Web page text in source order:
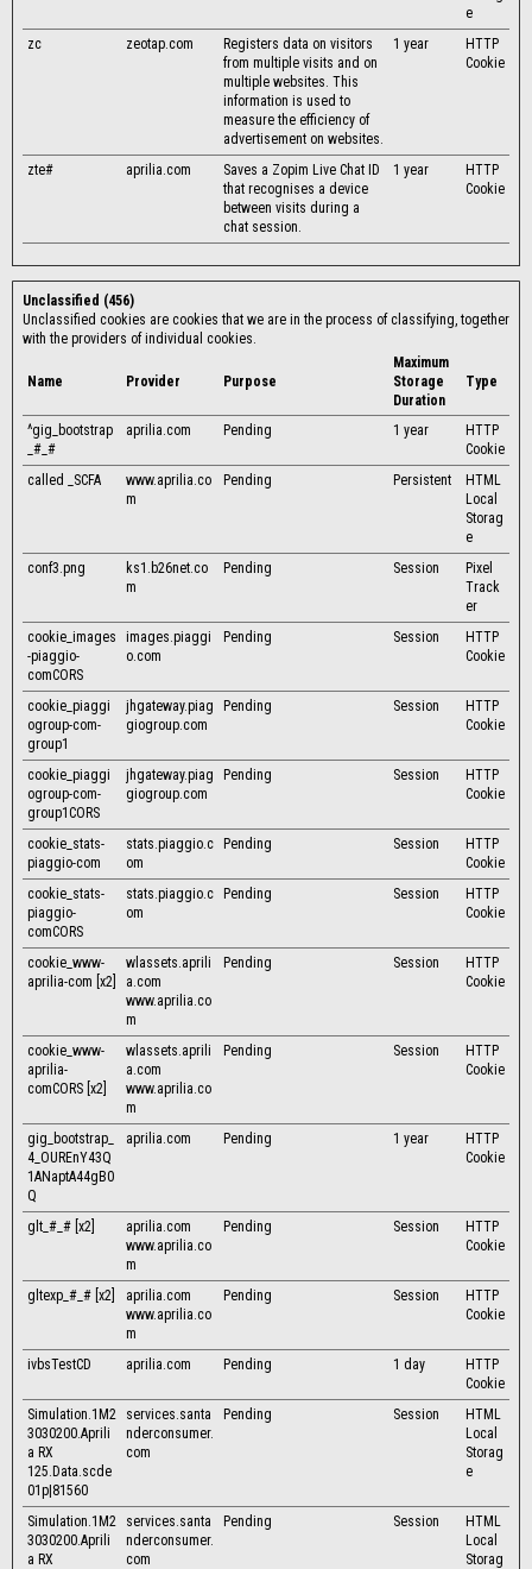
e
zc
zeotap.com
Registers data on visitors
from multiple visits and on
multiple websites. This
information is used to
measure the efficiency of
advertisement on websites.
1 year
HTTP
Cookie
zte# aprilia.com
Saves a Zopim Live Chat ID
that recognises a device
between visits during a
chat session.
1 year
HTTP
Cookie
Unclassified (456)
Unclassified cookies are cookies that we are in the process of classifying, together
with the providers of individual cookies.
Name Provider Purpose
Maximum
Storage
Duration
Type
^gig_bootstrap
_#_#
aprilia.com Pending 1 year
HTTP
Cookie
called _SCFA
www.aprilia.co
m
Pending Persistent
HTML
Local
Storag
e
conf3.png
ks1.b26net.co
m
Pending Session
Pixel
Track
er
cookie_images
-piaggio-
comCORS
images.piaggi
o.com
Pending Session
HTTP
Cookie
cookie_piaggi
ogroup-com-
group1
jhgateway.piag
giogroup.com
Pending Session
HTTP
Cookie
cookie_piaggi
ogroup-com-
group1CORS
jhgateway.piag
giogroup.com
Pending Session
HTTP
Cookie
cookie_stats-
piaggio-com
stats.piaggio.c
om
Pending Session
HTTP
Cookie
cookie_stats-
piaggio-
comCORS
stats.piaggio.c
om
Pending Session
HTTP
Cookie
cookie_www-
aprilia-com [x2]
wlassets.aprili
a.com
www.aprilia.co
m
Pending Session
HTTP
Cookie
cookie_www-
aprilia-
comCORS [x2]
wlassets.aprili
a.com
www.aprilia.co
m
Pending Session
HTTP
Cookie
gig_bootstrap_
4_OUREnY43Q
1ANaptA44gB0
Q
aprilia.com Pending 1 year
HTTP
Cookie
glt_#_# [x2]
aprilia.com
www.aprilia.co
m
Pending Session
HTTP
Cookie
gltexp_#_# [x2]
aprilia.com
www.aprilia.co
m
Pending Session
HTTP
Cookie
ivbsTestCD aprilia.com Pending 1 day
HTTP
Cookie
Simulation.1M2
3030200.Aprili
a RX
125.Data.scde
01p|81560
services.santa
nderconsumer.
com
Pending Session
HTML
Local
Storag
e
Simulation.1M2
3030200.Aprili
a RX
services.santa
nderconsumer.
com
Pending Session
HTML
Local
Storag